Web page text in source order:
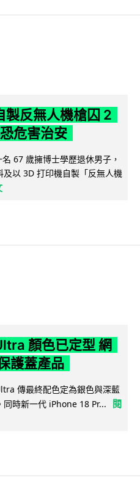
製反無人機槍囚 2
危害治安
67 歲擁博士學歷退休男子，
以 3D 打印機自製「反無人機
顏色已定型 網
護蓋產品
傳最終配色定為銀色與深藍
時新一代 iPhone 18 Pr...
閱